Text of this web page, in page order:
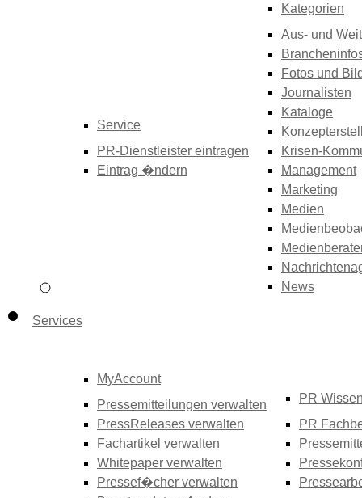
Service
PR-Dienstleister eintragen
Eintrag �ndern
Kategorien
Aus- und
Fotos und
Journalisten
Kataloge
Krisen-
Management
Marketing
Medien
News
Services
MyAccount
Pressemitteilungen verwalten
PressReleases verwalten
Fachartikel verwalten
Whitepaper verwalten
Pressef�cher verwalten
PR
PR